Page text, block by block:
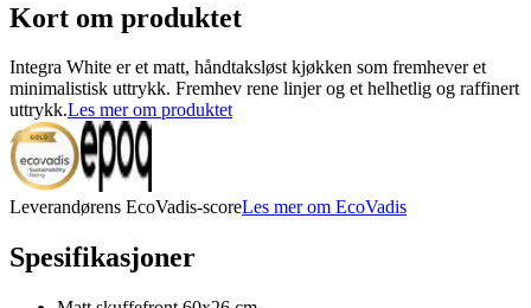
Kort om produktet
Integra White er et matt, håndtaksløst kjøkken som fremhever et
minimalistisk uttrykk. Fremhev rene linjer og et helhetlig og raffinert
uttrykk.Les mer om produktet
Leverandørens EcoVadis-scoreLes mer om EcoVadis
Spesifikasjoner